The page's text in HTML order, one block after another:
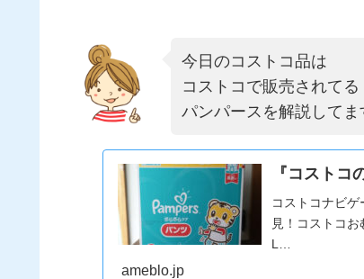
今日のコストコ品は
コストコで販売されてる
パンパースを解説してま
『コストコ
コストコナビ
見！コストコ
L…
ameblo.jp